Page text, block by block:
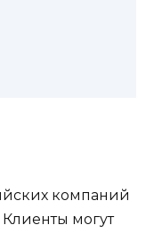
компаний
могут